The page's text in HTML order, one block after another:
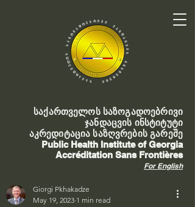
საქართველოს საზოგადოებრივი
ჯანდაცვის ინსტიტუტი
აკრედიტაცია საზღვრების გარეშე
Public Health Institute of Georgia
Accréditation Sans Frontières
For English
Giorgi Pkhakadze
May 19, 2023 1 min read